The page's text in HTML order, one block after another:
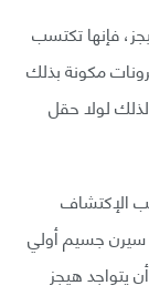
فإنها تكتسب
مكونة بذلك
لولا حقل
الإكتشاف
في سيرن جسيم أولي
يتواجد هيجز